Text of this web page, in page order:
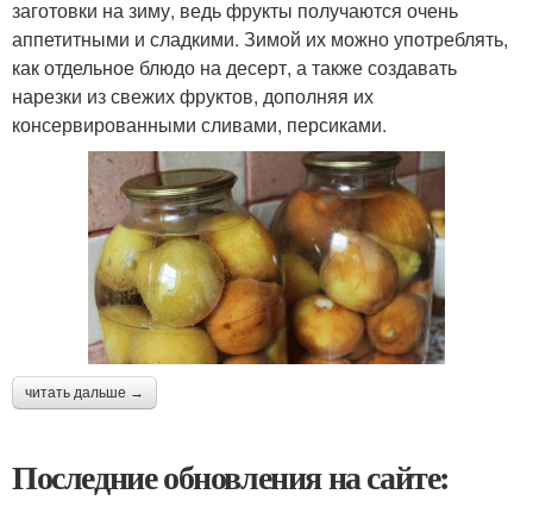
заготовки на зиму, ведь фрукты получаются очень
аппетитными и сладкими. Зимой их можно употреблять,
как отдельное блюдо на десерт, а также создавать
нарезки из свежих фруктов, дополняя их
консервированными сливами, персиками.
читать дальше →
Последние обновления на сайте: